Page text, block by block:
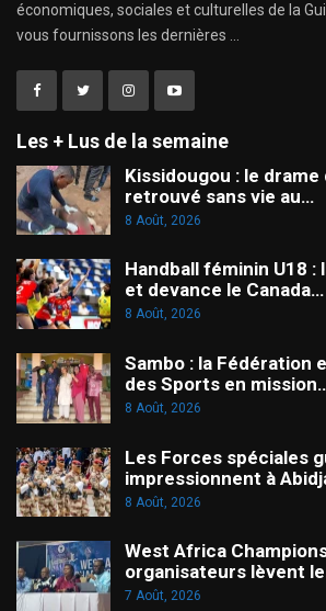
économiques, sociales et culturelles de la
vous fournissons les dernières ...
Les + Lus de la semaine
Kissidougou : le drame
retrouvé sans vie au…
8 Août, 2026
Handball féminin U18 :
et devance le Canada…
8 Août, 2026
Sambo : la Fédération
des Sports en
8 Août, 2026
Les Forces spéciales
impressionnent à
8 Août, 2026
West Africa
organisateurs lèvent
7 Août, 2026